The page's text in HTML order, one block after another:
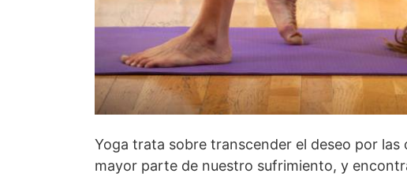
Yoga trata sobre transcender el deseo por las
mayor parte de nuestro sufrimiento, y